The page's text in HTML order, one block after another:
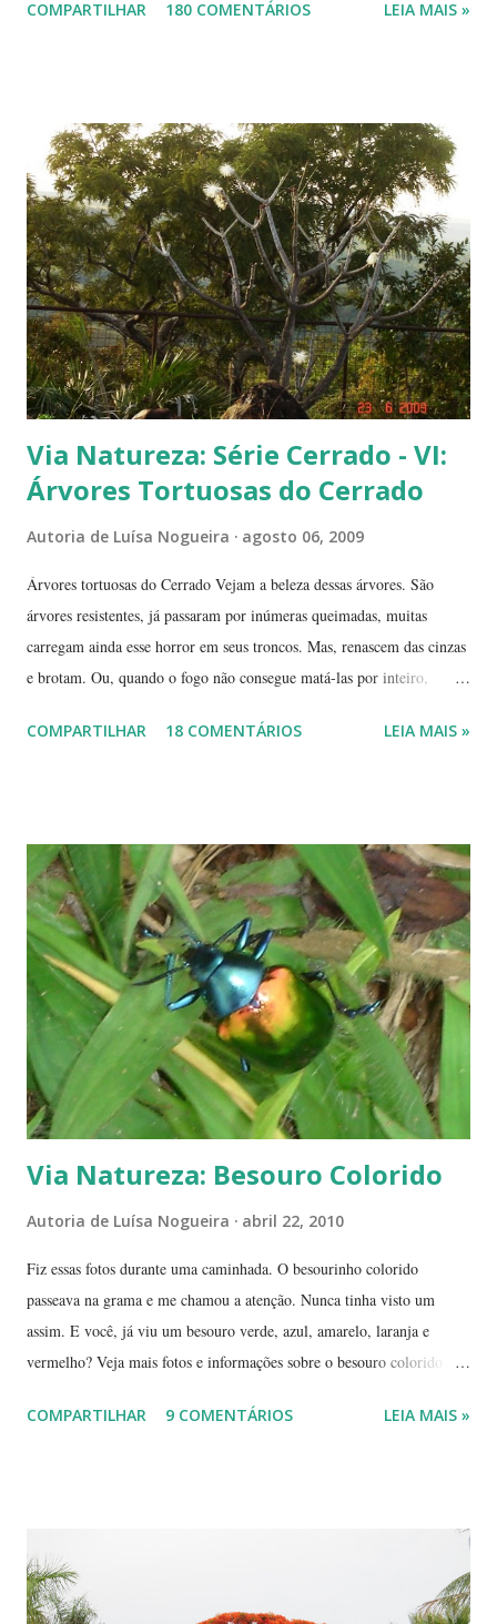
pequena, tem mais ou menos um quarto do tamanho de um jambo,
mostrar a polpa. A pele é bem fininha... Cada uma das
frutinhas possui duas sementes, parecendo uma semente dividida.
Duas frutinhas ao lado de um jambo. Essa foto foi feita ontem,
domingo, após a colheita. ----------------------------
COMPARTILHAR 180 COMENTÁRIOS LEIA MAIS »
Via Natureza: Série Cerrado - VI:
Árvores Tortuosas do Cerrado
Autoria de Luísa Nogueira agosto 06, 2009
Árvores tortuosas do Cerrado Vejam a beleza dessas árvores. São
árvores resistentes, já passaram por inúmeras queimadas, muitas
carregam ainda esse horror em seus troncos. Mas, renascem das cinzas
e brotam. Ou, quando o fogo não consegue matá-las por inteiro,
novas flores e sempre novas sementes. É a esperança, em cada ano, de
estação seca pode durar até 5 meses. Neste período o índice de
umidade relativa do ar chega, muitas vezes, no meio da tarde, a
índices inferiores a 15%. Por isto tantas queimadas acontecem entre
maio e setembro, período de estiagem. Um toco de cigarro ou algumas
brasas que ficaram de um pique-nique pode ser o começo de um
fogaréu. Há também os casos em que o fogo...
COMPARTILHAR 18 COMENTÁRIOS LEIA MAIS »
Via Natureza: Besouro Colorido
Autoria de Luísa Nogueira abril 22, 2010
Fiz essas fotos durante uma caminhada. O besourinho colorido
passeava na grama e me chamou a atenção. Nunca tinha visto um
assim. E você, já viu um besouro verde, azul, amarelo, laranja e
vermelho? Veja mais fotos e informações sobre o besouro colorido e a
Terra, aquele abraço! ------------ Dia da Terra - Veja aqui . -----------
COMPARTILHAR 9 COMENTÁRIOS LEIA MAIS »